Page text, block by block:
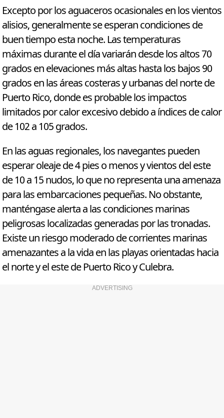
Excepto por los aguaceros ocasionales en los vientos
alisios, generalmente se esperan condiciones de
buen tiempo esta noche. Las temperaturas
máximas durante el día variarán desde los altos 70
grados en elevaciones más altas hasta los bajos 90
grados en las áreas costeras y urbanas del norte de
Puerto Rico, donde es probable los impactos
limitados por calor excesivo debido a índices de calor
de 102 a 105 grados.
En las aguas regionales, los navegantes pueden
esperar oleaje de 4 pies o menos y vientos del este
de 10 a 15 nudos, lo que no representa una amenaza
para las embarcaciones pequeñas. No obstante,
manténgase alerta a las condiciones marinas
peligrosas localizadas generadas por las tronadas.
Existe un riesgo moderado de corrientes marinas
amenazantes a la vida en las playas orientadas hacia
el norte y el este de Puerto Rico y Culebra.
ADVERTISING